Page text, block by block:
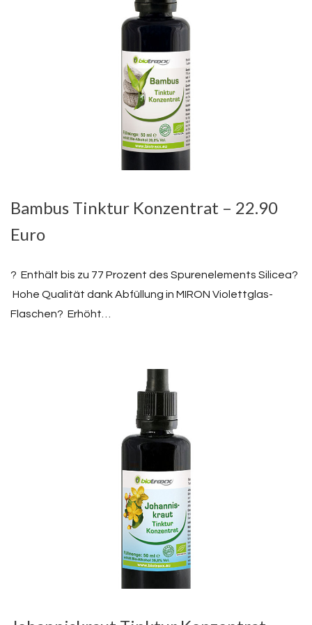
Bambus Tinktur Konzentrat – 22.90
Euro
? Enthält bis zu 77 Prozent des Spurenelements Silicea?
Hohe Qualität dank Abfüllung in MIRON Violettglas-
Flaschen? Erhöht…